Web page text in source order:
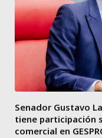
Senador Gustavo
tiene participación
comercial en